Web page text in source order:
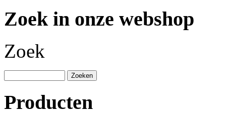
Zoek in onze webshop
Zoek
Producten